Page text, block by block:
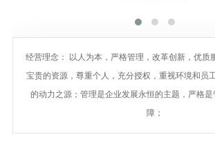
经营理念： 以人为本，严格管理，改革创新，优质
宝贵的资源，尊重个人，充分授权，重视环境和员
的动力之源；管理是企业发展永恒的主题，严格
障；